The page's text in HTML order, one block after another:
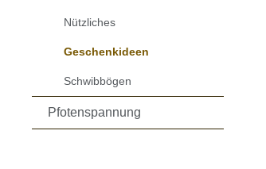
Nützliches
Geschenkideen
Schwibbögen
Pfotenspannung